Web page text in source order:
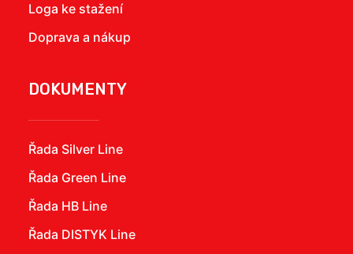
Loga ke stažení
Doprava a nákup
DOKUMENTY
Řada Silver Line
Řada Green Line
Řada HB Line
Řada DISTYK Line